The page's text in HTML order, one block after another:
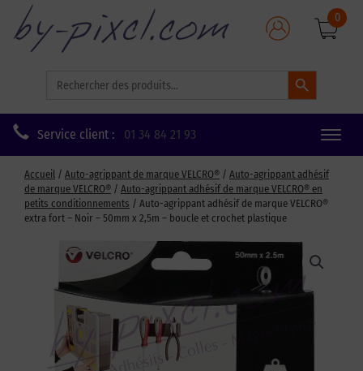
for:
Search Button
0
Service client : 01 34 84 21 93
Toggle
Accueil / Auto-agrippant de marque VELCRO® / Auto-agrippant adhésif
de marque VELCRO® / Auto-agrippant adhésif de marque VELCRO® en
petits conditionnements / Auto-agrippant adhésif de marque VELCRO®
extra fort – Noir – 50mm x 2,5m – boucle et crochet plastique